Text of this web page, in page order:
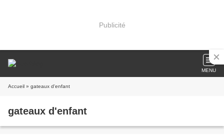
Publicité
MENU
Accueil » gateaux d'enfant
gateaux d'enfant